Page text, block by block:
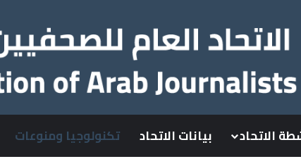
الاتحاد بيانات الاتحاد تكنولوجيا ومنوعات